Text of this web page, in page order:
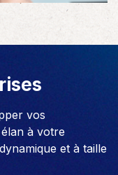
vos
à votre
et à taille